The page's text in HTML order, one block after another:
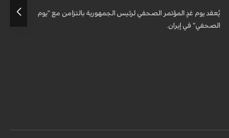
يُعقد يوم غدٍ المؤتمر الصحفي لرئيس الجمهورية بالتزامن مع "يوم
الصحفي" في إيران.